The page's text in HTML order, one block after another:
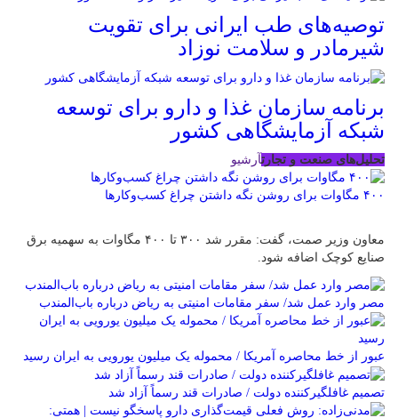
توصیه‌های طب ایرانی برای تقویت
شیرمادر و سلامت نوزاد
برنامه سازمان غذا و دارو برای توسعه
شبکه آزمایشگاهی کشور
تحلیل‌های صنعت و تجارتآرشیو
۴۰۰ مگاوات برای روشن نگه داشتن چراغ کسب‌وکار‌ها
معاون وزیر صمت، گفت: مقرر شد ۳۰۰ تا ۴۰۰ مگاوات به سهمیه برق
صنایع کوچک اضافه شود.
مصر وارد عمل شد/ سفر مقامات امنیتی به ریاض درباره باب‌المندب
عبور از خط محاصره آمریکا / محموله یک میلیون یورویی به ایران رسید
تصمیم غافلگیرکننده دولت / صادرات قند رسماً آزاد شد